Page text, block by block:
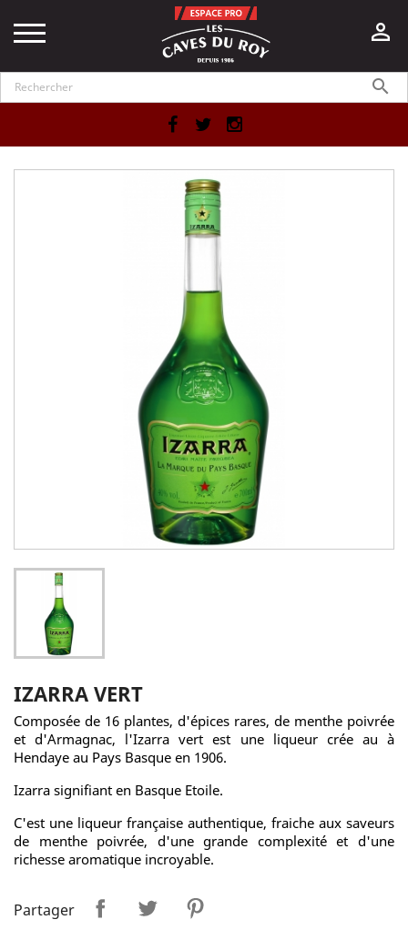


Facebook
IZARRA VERT
Composée de 16 plantes, d'épices rares, de menthe poivrée
et d'Armagnac, l'Izarra vert est une liqueur crée au à
Hendaye au Pays Basque en 1906.
Izarra signifiant en Basque Etoile.
C'est une liqueur française authentique, fraiche aux saveurs
de menthe poivrée, d'une grande complexité et d'une
richesse aromatique incroyable.
Partager